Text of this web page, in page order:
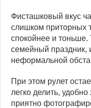
Фисташковый вкус
слишком приторных
спокойнее и тоньше.
семейный праздник,
неформальной
При этом рулет
легко делить,
приятно